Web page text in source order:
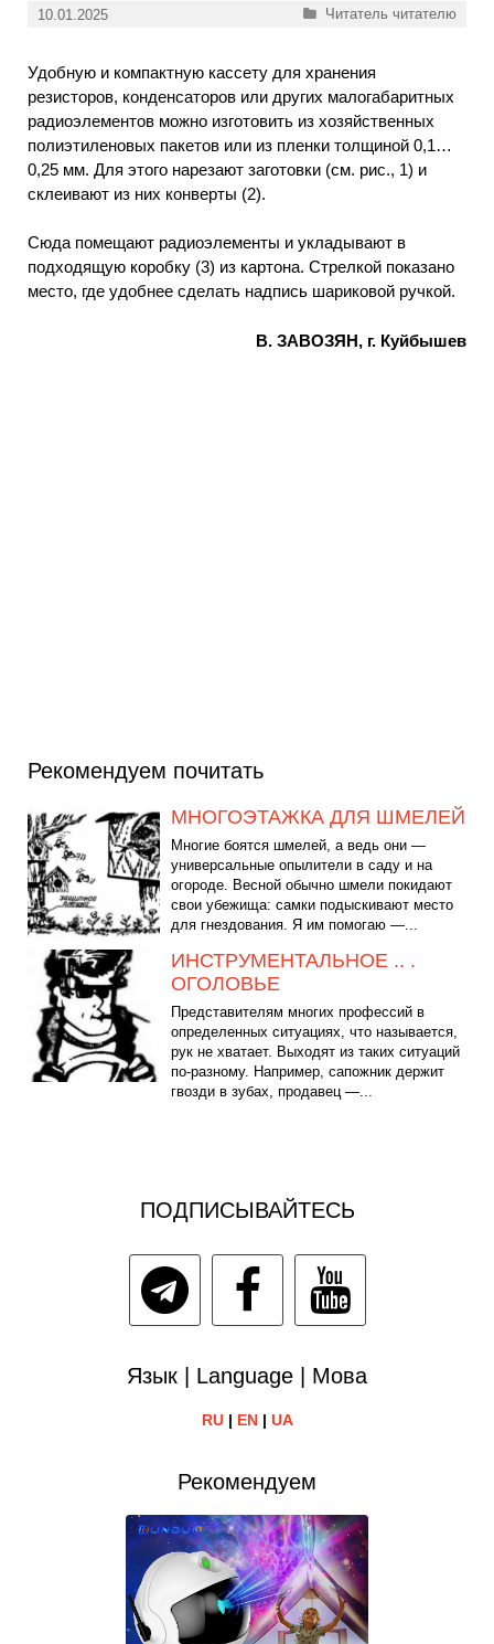
10.01.2025 Рубрики
Читатель читателю
Удобную и компактную кассету для хранения
резисторов, конденсаторов или других малогабаритных
радиоэлементов можно изготовить из хозяйственных
полиэтиленовых пакетов или из пленки толщиной 0,1…
0,25 мм. Для этого нарезают заготовки (см. рис., 1) и
склеивают из них конверты (2).
Сюда помещают радиоэлементы и укладывают в
подходящую коробку (3) из картона. Стрелкой показано
место, где удобнее сделать надпись шариковой ручкой.
В. ЗАВОЗЯН, г. Куйбышев
Рекомендуем почитать
МНОГОЭТАЖКА ДЛЯ ШМЕЛЕЙ
Многие боятся шмелей, а ведь они —
универсальные опылители в саду и на
огороде. Весной обычно шмели покидают
свои убежища: самки подыскивают место
для гнездования. Я им помогаю —...
ИНСТРУМЕНТАЛЬНОЕ .. .
ОГОЛОВЬЕ
Представителям многих профессий в
определенных ситуациях, что называется,
рук не хватает. Выходят из таких ситуаций
по-разному. Например, сапожник держит
гвозди в зубах, продавец —...
ПОДПИСЫВАЙТЕСЬ
Язык | Language | Мова
RU| EN| UA
Рекомендуем